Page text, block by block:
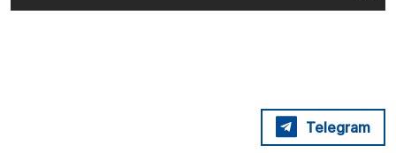
Telegram